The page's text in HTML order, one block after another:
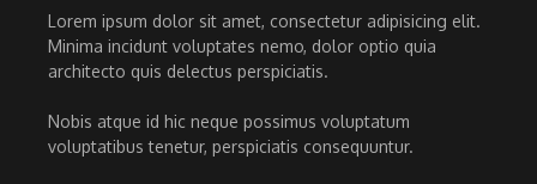
Lorem ipsum dolor sit amet, consectetur adipisicing elit.
Minima incidunt voluptates nemo, dolor optio quia
architecto quis delectus perspiciatis.
Nobis atque id hic neque possimus voluptatum
voluptatibus tenetur, perspiciatis consequuntur.